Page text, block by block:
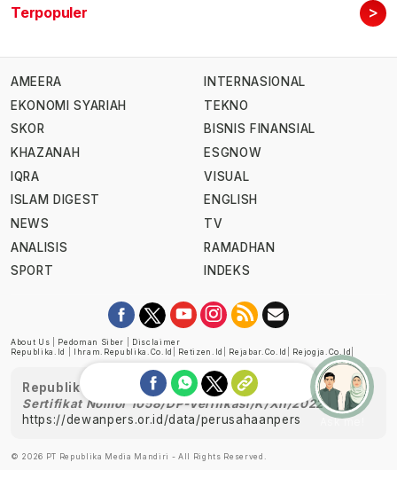
Terpopuler >
AMEERA
EKONOMI SYARIAH
SKOR
KHAZANAH
IQRA
ISLAM DIGEST
NEWS
ANALISIS
SPORT
INTERNASIONAL
TEKNO
BISNIS FINANSIAL
ESGNOW
VISUAL
ENGLISH
TV
RAMADHAN
INDEKS
About Us Pedoman Siber
Disclaimer
Republika.id
Ihram.republika.co.id Retizen.id Rejabar.co.id Rejogja.co.id
Republika telah diverifikasi oleh Dewan Pers
Sertifikat Nomor 1058/DP-Verifikasi/K/XII/2022
https://dewanpers.or.id/data/perusahaanpers
© 2026 PT Republika Media Mandiri - All Rights Reserved.
Ask me!